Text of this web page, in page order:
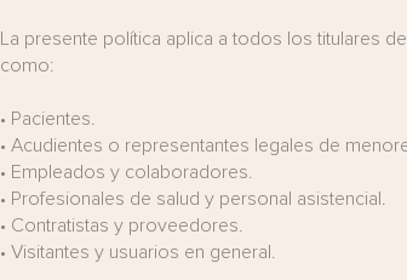
La presente política aplica a todos los titulares
como:
• Pacientes.
• Acudientes o representantes legales de
• Empleados y colaboradores.
• Profesionales de salud y personal asistencial.
• Contratistas y proveedores.
• Visitantes y usuarios en general.